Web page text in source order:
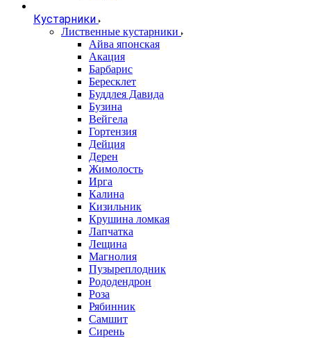
Кустарники
Лиственные кустарники
Айва японская
Акация
Барбарис
Бересклет
Буддлея Давида
Бузина
Вейгела
Гортензия
Дейция
Дерен
Жимолость
Ирга
Калина
Кизильник
Крушина ломкая
Лапчатка
Лещина
Магнолия
Пузыреплодник
Рододендрон
Роза
Рябинник
Самшит
Сирень